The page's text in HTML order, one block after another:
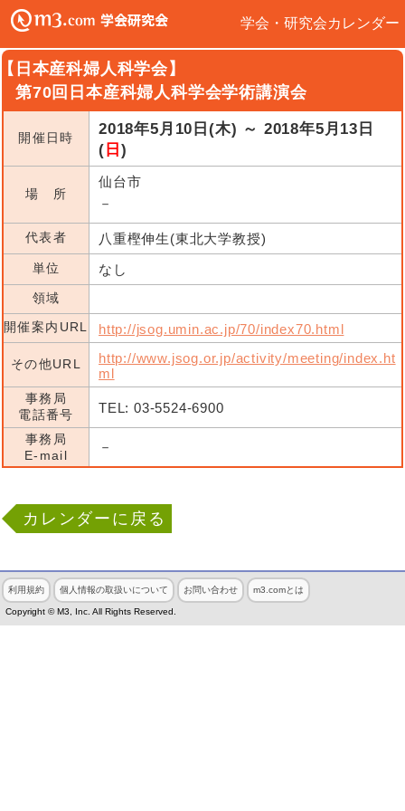
学会・研究会カレンダー
日本産科婦人科学会】
第70回日本産科婦人科学会学術講演会
開催日時
2018年5月10日(木) ～ 2018年5月13日
( 日 )
場 所
仙台市
－
代表者 八重樫伸生(東北大学教授)
単位 なし
領域
開催案内URL
http://jsog.umin.ac.jp/70/index70.html
その他URL
http://www.jsog.or.jp/activity/meeting/index.ht
ml
事務局
電話番号
TEL: 03-5524-6900
事務局
E-mail
－
カレンダーに戻る
利用規約 個人情報の取扱いについて お問い合わせ m3.comとは
Copyright © M3, Inc. All Rights Reserved.